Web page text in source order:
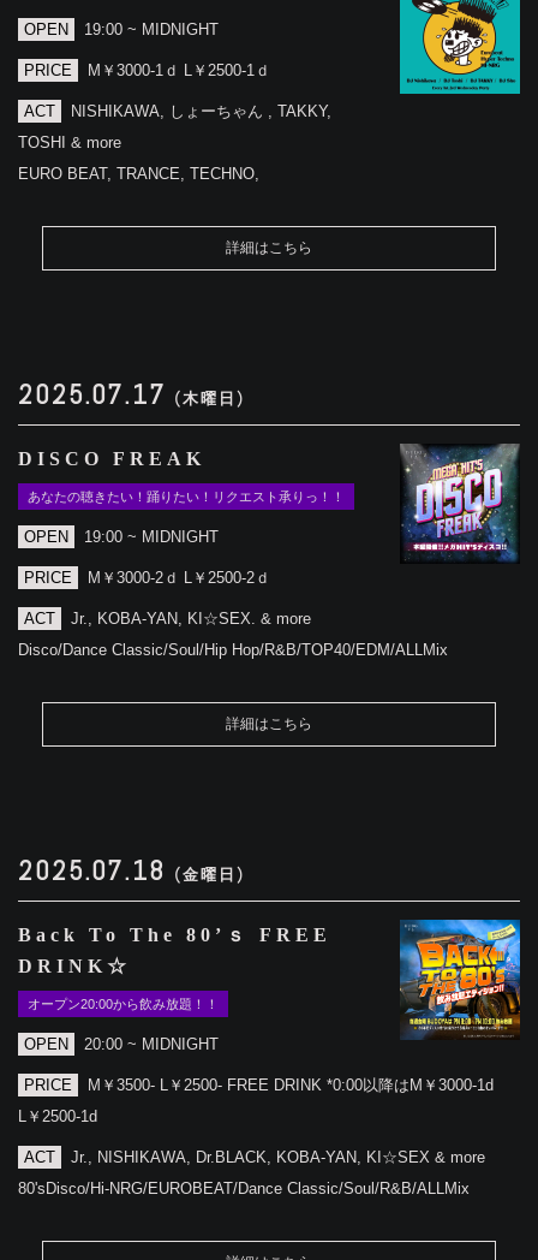
OPEN 19:00 ~ MIDNIGHT
PRICE M￥3000-1ｄ L￥2500-1ｄ
ACT
NISHIKAWA, しょーちゃん , TAKKY,
TOSHI & more
EURO BEAT, TRANCE, TECHNO,
詳細はこちら
2025.07.17 (木曜日)
DISCO FREAK
あなたの聴きたい！踊りたい！リクエスト承りっ！！
OPEN 19:00 ~ MIDNIGHT
PRICE M￥3000-2ｄ L￥2500-2ｄ
ACT
Jr., KOBA-YAN, KI☆SEX. & more
Disco/Dance Classic/Soul/Hip Hop/R&B/TOP40/EDM/ALLMix
詳細はこちら
2025.07.18 (金曜日)
Back To The 80’ｓ FREE
DRINK☆
オープン20:00から飲み放題！！
OPEN 20:00 ~ MIDNIGHT
PRICE
M￥3500- L￥2500- FREE DRINK *0:00以降はM￥3000-1d
L￥2500-1d
ACT
Jr., NISHIKAWA, Dr.BLACK, KOBA-YAN, KI☆SEX & more
80'sDisco/Hi-NRG/EUROBEAT/Dance Classic/Soul/R&B/ALLMix